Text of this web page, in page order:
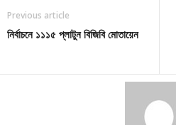
Previous article
নির্বাচনে ১১১৫ প্লাটুন বিজিবি মোতায়েন